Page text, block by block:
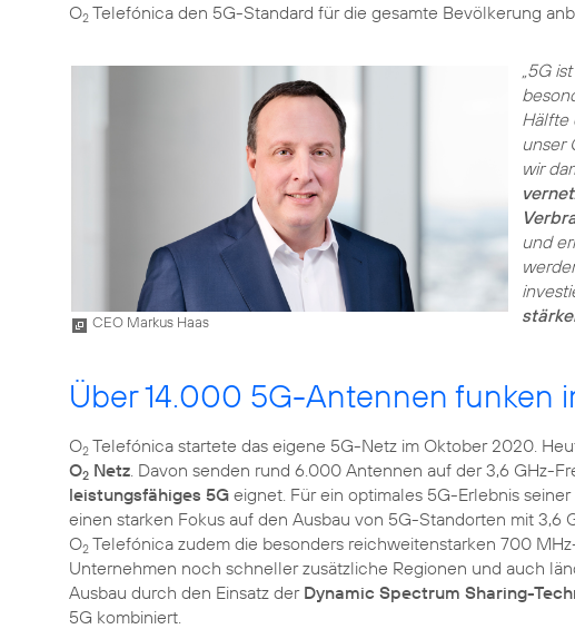
O2 Telefónica den 5G-Standard für die gesamte Bevölkerung
CEO Markus Haas
„5G
Hälfte
unser
wir
und
Über 14.000 5G-Antennen funken
O2 Telefónica startete das eigene 5G-Netz im Oktober 2020.
O2 Netz . Davon senden rund 6.000 Antennen auf der 3,6 GHz-
leistungsfähiges 5G eignet. Für ein optimales 5G-Erlebnis seiner
einen starken Fokus auf den Ausbau von 5G-Standorten mit 3,6
O2 Telefónica zudem die besonders reichweitenstarken 700
Unternehmen noch schneller zusätzliche Regionen und auch
Ausbau durch den Einsatz der Dynamic Spectrum Sharing-
5G kombiniert.